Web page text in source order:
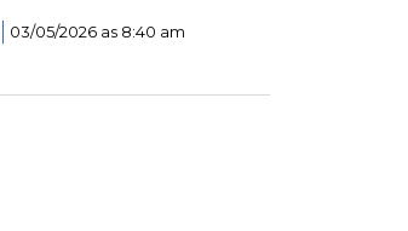
03/05/2026 as 8:40 am